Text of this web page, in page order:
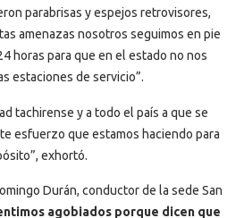
parabrisas y espejos retrovisores,
amenazas nosotros seguimos en pie
horas para que en el estado no nos
estaciones de servicio”.
tachirense y a todo el país a que se
esfuerzo que estamos haciendo para
exhortó.
Durán, conductor de la sede San
agobiados porque dicen que